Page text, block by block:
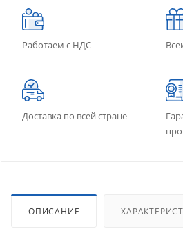
Работаем с НДС
Доставка по всей стране
ОПИСАНИЕ